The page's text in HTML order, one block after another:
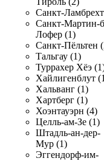
Санкт-
Санкт-Мартин-
Лофер (1)
Санкт-Пёльтен
Тальгау (1)
Туррахер Хёэ
Хайлигенблут
Хальванг (1)
Хартберг (1)
Хоэнтауэрн (4)
Целль-ам-Зе (1)
Штадль-ан-дер-
Мур (1)
Эггендорф-им-